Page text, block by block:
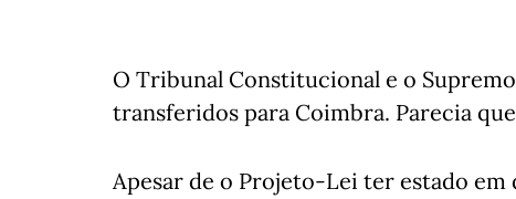
O Tribunal Constitucional e o
transferidos para Coimbra. Parecia
Apesar de o Projeto-Lei ter estado